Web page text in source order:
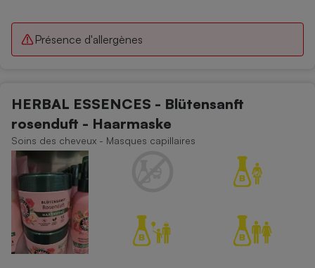
Présence d'allergènes
HERBAL ESSENCES - Blütensanft
rosenduft - Haarmaske
Soins des cheveux - Masques capillaires